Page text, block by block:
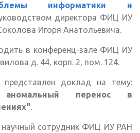
информатики и
директора ФИЦ ИУ
Игоря Анатольевича.
в конференц-зале ФИЦ ИУ
д. 44, корп. 2, пом. 124.
доклад на тему:
аномальный перенос в
.
научный сотрудник ФИЦ ИУ РАН